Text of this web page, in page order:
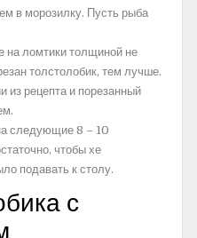
в морозилку. Пусть рыба
на ломтики толщиной не
толстолобик, тем лучше.
из рецепта и порезанный
следующие 8 – 10
чтобы хе
подавать к столу.
с